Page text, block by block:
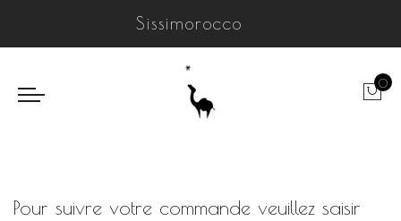
Sissimorocco
0
Pour suivre votre commande veuillez saisir